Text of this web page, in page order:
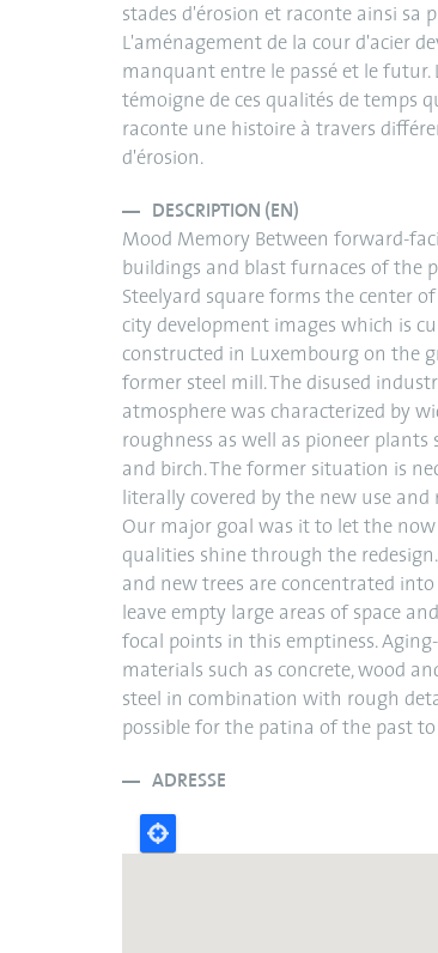
stades d'érosion et raconte ainsi sa
L'aménagement de la cour d'acier
manquant entre le passé et le futur.
témoigne de ces qualités de temps
raconte une histoire à travers
d'érosion.
DESCRIPTION (EN)
Mood Memory Between forward-
buildings and blast furnaces of the
Steelyard square forms the center of
city development images which is
constructed in Luxembourg on the
former steel mill. The disused
atmosphere was characterized by
roughness as well as pioneer plants
and birch. The former situation is
literally covered by the new use and
Our major goal was it to let the now
qualities shine through the
and new trees are concentrated into
leave empty large areas of space
focal points in this emptiness.
materials such as concrete, wood
steel in combination with rough
possible for the patina of the past
ADRESSE